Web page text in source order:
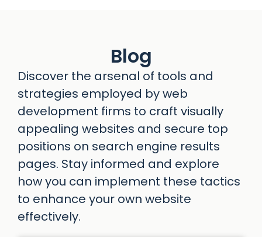
Blog
Discover the arsenal of tools and
strategies employed by web
development firms to craft visually
appealing websites and secure top
positions on search engine results
pages. Stay informed and explore
how you can implement these tactics
to enhance your own website
effectively.